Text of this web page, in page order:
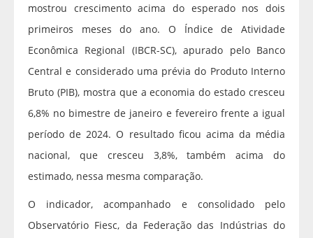
mostrou crescimento acima do esperado nos dois
primeiros meses do ano. O Índice de Atividade
Econômica Regional (IBCR-SC), apurado pelo Banco
Central e considerado uma prévia do Produto Interno
Bruto (PIB), mostra que a economia do estado cresceu
6,8% no bimestre de janeiro e fevereiro frente a igual
período de 2024. O resultado ficou acima da média
nacional, que cresceu 3,8%, também acima do
estimado, nessa mesma comparação.
O indicador, acompanhado e consolidado pelo
Observatório Fiesc, da Federação das Indústrias do